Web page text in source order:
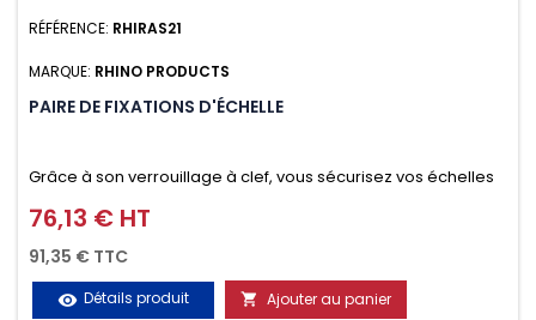
RÉFÉRENCE: RHIRAS21
MARQUE: RHINO PRODUCTS
PAIRE DE FIXATIONS D'ÉCHELLE
Grâce à son verrouillage à clef, vous sécurisez vos échelles
d'un seul geste aussi bien contre le vol que pendant le
transport. Référence vendue par paire.
Prix
76,13 € HT
91,35 € TTC
visibility Détails produit  Ajouter au panier